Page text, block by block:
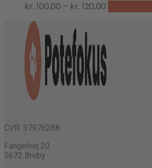
kr. 100,00 – kr. 120,00
CVR: 37976288
Fangelvej 20
5672 Broby